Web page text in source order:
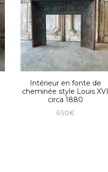
Intérieur en fonte de
cheminée style Louis XVI
circa 1880
650€